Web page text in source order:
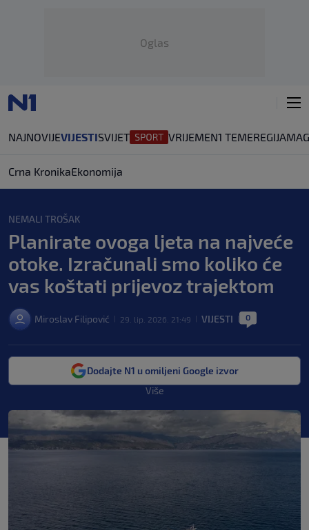
Oglas
NAJNOVIJEVIJESTISVIJET VRIJEMEN1 TEMEREGIJA
Crna KronikaEkonomija
NEMALI TROŠAK
Planirate ovoga ljeta na najveće
otoke. Izračunali smo koliko će
vas koštati prijevoz trajektom
Miroslav Filipović 29. lip. 2026. 21:49 VIJESTI 0
Dodajte N1 u omiljeni Google izvor
Više